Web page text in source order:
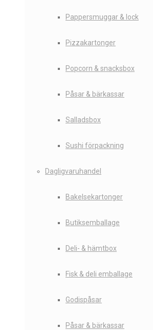
Pappersmuggar & lock
Pizzakartonger
Popcorn & snacksbox
Påsar & bärkassar
Salladsbox
Sushi förpackning
Dagligvaruhandel
Bakelsekartonger
Butiksemballage
Deli- & hämtbox
Fisk & deli emballage
Godispåsar
Påsar & bärkassar